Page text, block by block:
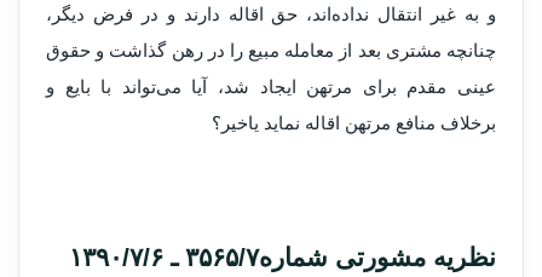
و به غیر انتقال نداده‌اند، حق اقاله دارند و در فرض دیگر،
چنانچه مشتری بعد از معامله مبیع را در رهن گذاشت و حقوق
عینی مقدم برای مرتهن ایجاد شد، آیا می‌تواند با بایع و
برخلاف منافع مرتهن اقاله نماید یاخیر؟
نظریه مشورتى شماره۳۵۶۵/۷ ـ ۱۳۹۰/۷/۶